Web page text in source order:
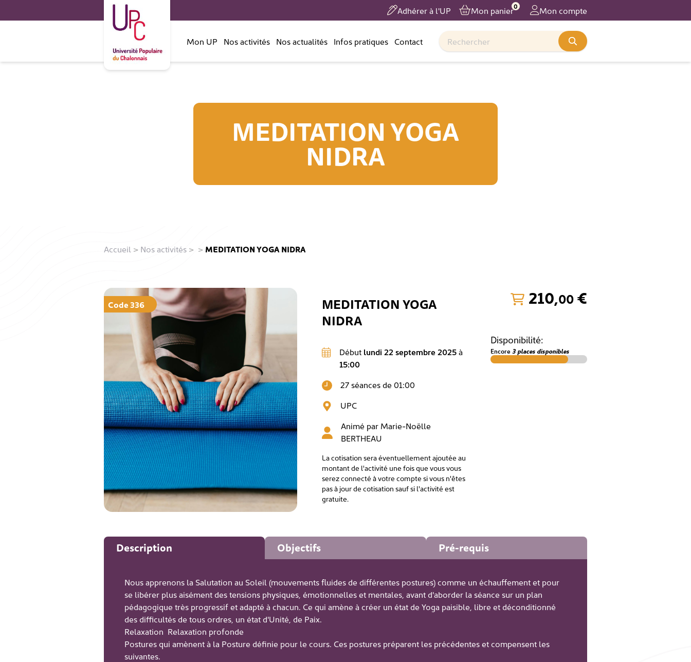
Adhérer à l'UP Mon panier0 Mon compte
Mon UP Nos activités Nos actualités Infos pratiques Contact
MEDITATION YOGA
NIDRA
Accueil > Nos activités> > MEDITATION YOGA NIDRA
Code 336
MEDITATION YOGA
NIDRA
Début lundi 22 septembre 2025à
15:00
27 séances de 01:00
UPC
Animé par Marie-Noëlle
BERTHEAU
La cotisation sera éventuellement ajoutée au
montant de l'activité une fois que vous vous
serez connecté à votre compte si vous n'êtes
pas à jour de cotisation sauf si l'activité est
gratuite.
210,00 €
Disponibilité:
Encore3 places disponibles
Description Objectifs Pré-requis
Nous apprenons la Salutation au Soleil (mouvements fluides de différentes postures) comme un échauffement et pour
se libérer plus aisément des tensions physiques, émotionnelles et mentales, avant d'aborder la séance sur un plan
pédagogique très progressif et adapté à chacun. Ce qui amène à créer un état de Yoga paisible, libre et déconditionné
des difficultés de tous ordres, un état d'Unité, de Paix.
Relaxation Relaxation profonde
Postures qui amènent à la Posture définie pour le cours. Ces postures préparent les précédentes et compensent les
suivantes.